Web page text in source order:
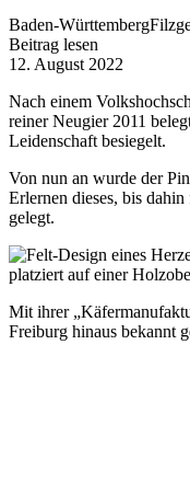
Baden-Württemberg
Beitrag lesen
12. August 2022
Nach einem
reiner Neugier 2011
Leidenschaft besiegelt.
Von nun an wurde der
Erlernen dieses, bis
gelegt.
Mit ihrer
Freiburg hinaus bekannt